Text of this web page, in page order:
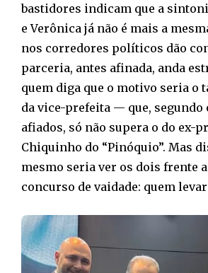
bastidores indicam que a
e Verônica já não é mais a
nos corredores políticos dão
parceria, antes afinada, anda
quem diga que o motivo seria o
da vice-prefeita — que, segundo
afiados, só não supera o do ex-
Chiquinho do “Pinóquio”. Mas
mesmo seria ver os dois frente
concurso de vaidade: quem